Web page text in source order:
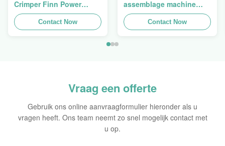
Crimper Finn Power
P16HP Handmatige
Hydraulische Kabel
Crimper te koop
Contact Now
assemblage machine
slang crimping machine
slang pers Finn Power
Swager
Contact Now
Vraag een offerte
Gebruik ons online aanvraagformulier hieronder als u
vragen heeft. Ons team neemt zo snel mogelijk contact met
u op.